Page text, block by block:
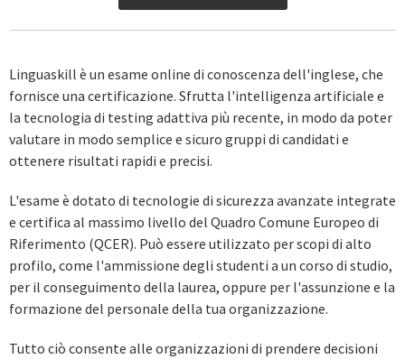
Linguaskill è un esame online di conoscenza dell'inglese, che
fornisce una certificazione. Sfrutta l'intelligenza artificiale e
la tecnologia di testing adattiva più recente, in modo da poter
valutare in modo semplice e sicuro gruppi di candidati e
ottenere risultati rapidi e precisi.
L'esame è dotato di tecnologie di sicurezza avanzate integrate
e certifica al massimo livello del Quadro Comune Europeo di
Riferimento (QCER). Può essere utilizzato per scopi di alto
profilo, come l'ammissione degli studenti a un corso di studio,
per il conseguimento della laurea, oppure per l'assunzione e la
formazione del personale della tua organizzazione.
Tutto ciò consente alle organizzazioni di prendere decisioni